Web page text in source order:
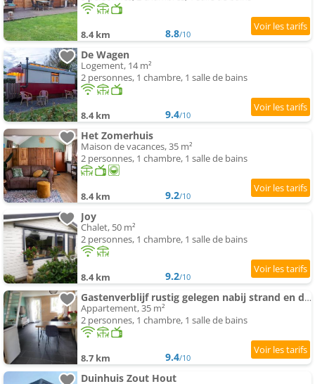
8.4 km 8.8/10
De Wagen
Logement, 14 m²
2 personnes, 1 chambre, 1 salle de bains
8.4 km 9.4/10
Het Zomerhuis
Maison de vacances, 35 m²
2 personnes, 1 chambre, 1 salle de bains
8.4 km 9.2/10
Joy
Chalet, 50 m²
2 personnes, 1 chambre, 1 salle de bains
8.4 km 9.2/10
Gastenverblijf rustig gelegen nabij strand en duin
Appartement, 35 m²
2 personnes, 1 chambre, 1 salle de bains
8.7 km 9.4/10
Duinhuis Zout Hout